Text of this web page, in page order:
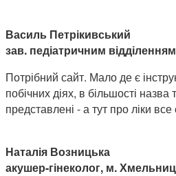
Василь Петрікивський
зав. педіатричним
Потрібний сайт. Мало де є
побічних діях, в більшості назва
представлені - а тут про ліки все
Наталія Возницька
акушер-гінеколог, м.